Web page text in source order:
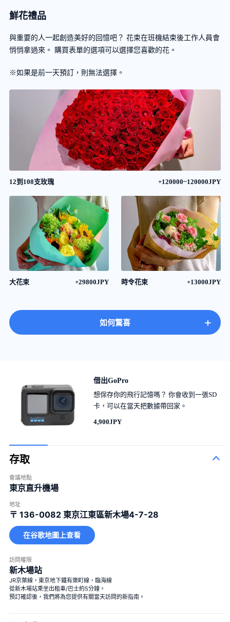
鮮花禮品
與重要的人一起創造美好的回憶吧？ 花束在班機結束後工作人員會
悄悄拿過來。 購買表單的選項可以選擇您喜歡的花。
※如果是前一天預訂，則無法選擇。
12到108支玫瑰 +120000~120000JPY
大花束 +29800JPY 時令花束 +13000JPY
如何驚喜 +
借出GoPro
想保存你的飛行記憶嗎？ 你會收到一張SD
卡，可以在當天把數據帶回家。
4,900JPY
100束玫瑰花
100%的愛
存取
會議地點
東京直升機場
地址
〒 136-0082 東京江東區新木場4-7-28
在谷歌地圖上查看
訪問權限
新木場站
JR京葉線，東京地下鐵有樂町線，臨海線
從新木場站乘坐出租車/巴士約5分鐘。
預訂確認後，我們將為您提供有關當天訪問的新指南。